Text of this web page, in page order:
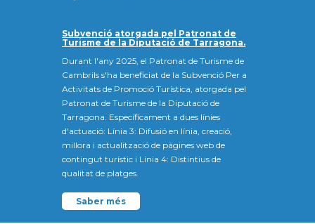
Subvenció atorgada pel Patronat de
Turisme de la Diputació de Tarragona.
Durant l'any 2025, el Patronat de Turisme de
Cambrils s'ha beneficiat de la Subvenció Per a
Activitats de Promoció Turística, atorgada pel
Patronat de Turisme de la Diputació de
Tarragona. Específicament a dues línies
d'actuació: Línia 3: Difusió en línia, creació,
millora i actualització de pàgines web de
contingut turístic i Línia 4: Distintius de
qualitat de platges.
Saber més